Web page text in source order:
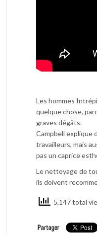
Les hommes
quelque chose,
graves dégâts.
Campbell explique
travailleurs, mais
pas un caprice
Le nettoyage de
ils doivent
5,147 total